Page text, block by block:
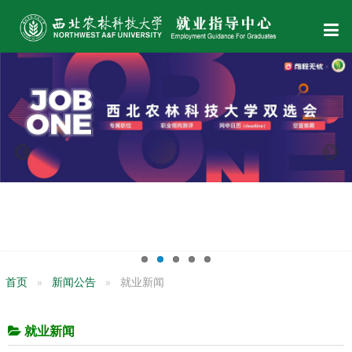
首页 新闻公告 就业新闻
就业新闻